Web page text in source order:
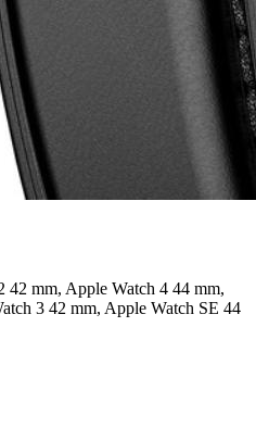
42 mm, Apple Watch 4 44 mm,
3 42 mm, Apple Watch SE 44